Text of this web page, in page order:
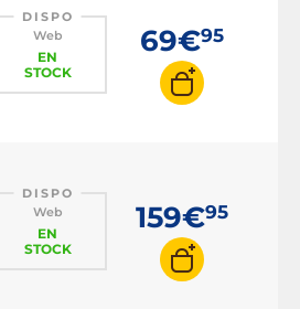
DISPO
Web
EN
STOCK
69€95
DISPO
Web
EN
STOCK
159€95